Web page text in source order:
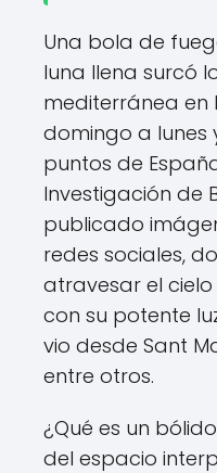
Una bola de
luna llena surcó
mediterránea
domingo a lunes
puntos de
Investigación de
publicado
redes sociales,
atravesar el
con su potente
vio desde Sant
entre otros.
¿Qué es un
del espacio